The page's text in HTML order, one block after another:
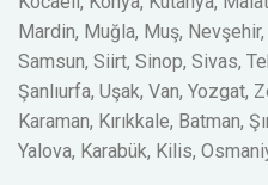
Mardin, Muğla, Muş,
Samsun, Siirt, Sinop, Sivas,
Şanlıurfa, Uşak, Van, Yozgat,
Karaman, Kırıkkale, Batman,
Yalova, Karabük, Kilis,